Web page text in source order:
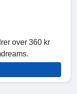
over 360 kr